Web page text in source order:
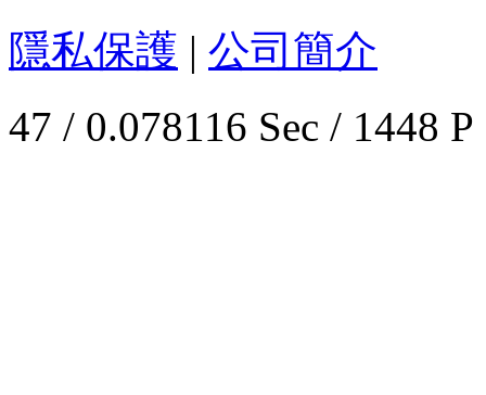
隱私保護 | 公司簡介
47 / 0.078116 Sec / 1448